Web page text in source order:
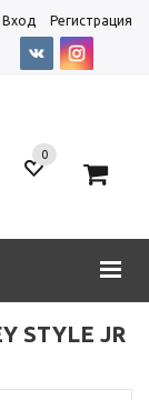
Вход Регистрация
0
STYLE JR